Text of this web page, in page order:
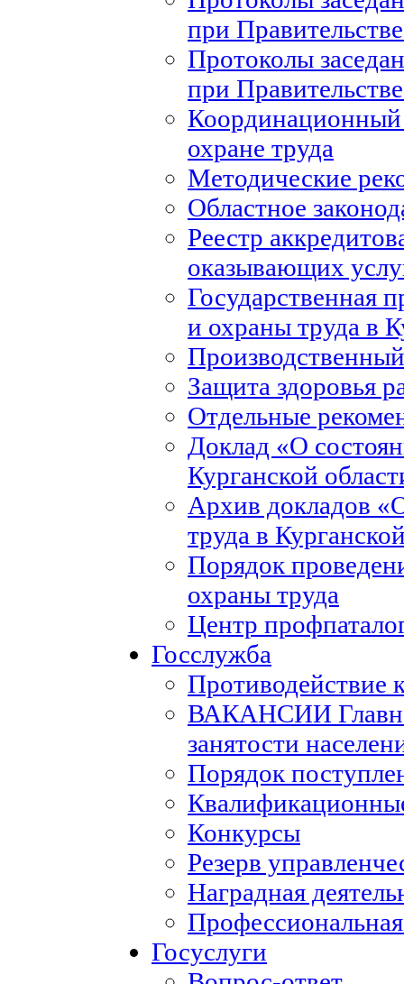
при
Протоколы
при
Координационный
охране труда
Методические
Областное
Реестр
оказывающих
Государственная
и охраны труда в
Защита здоровья
Отдельные
Доклад «О
Курганской
Архив докладов
труда в
Порядок
охраны труда
Центр
Госслужба
Противодействие
ВАКАНСИИ
занятости
Порядок
Конкурсы
Резерв
Наградная
Госуслуги